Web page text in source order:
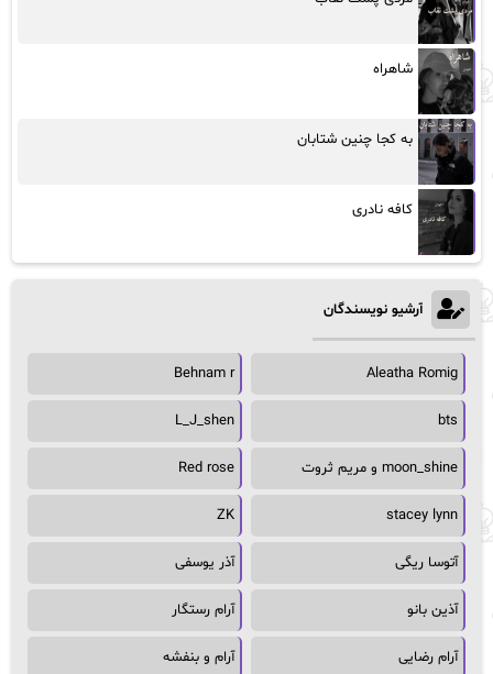
شاهراه
به کجا چنین شتابان
کافه نادری
آرشیو نویسندگان
Aleatha Romig
Behnam r
bts
L_J_shen
moon_shine و مریم ثروت Red rose
stacey lynn
ZK
آتوسا ریگی آذر یوسفی
آذین بانو آرام رستگار
آرام رضایی آرام و بنفشه